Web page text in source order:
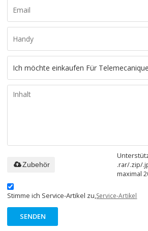
.rar/.zip/
maximal
Zubehör
Stimme ich Service-Artikel zu,Service-Artikel
SENDEN